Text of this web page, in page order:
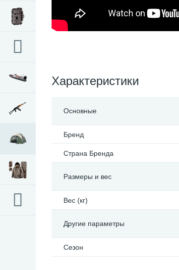
Характеристики
Основные
Бренд
Страна Бренда
Размеры и вес
Вес (кг)
Другие параметры
Сезон